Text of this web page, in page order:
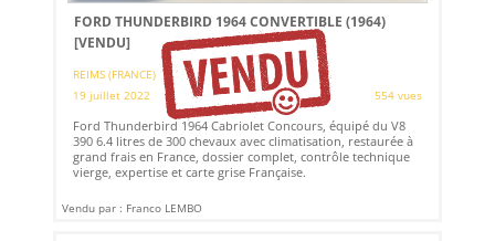
FORD THUNDERBIRD 1964 CONVERTIBLE (1964)
[VENDU]
REIMS (FRANCE)
19 juillet 2022
554 vues
Ford Thunderbird 1964 Cabriolet Concours, équipé du V8
390 6.4 litres de 300 chevaux avec climatisation, restaurée à
grand frais en France, dossier complet, contrôle technique
vierge, expertise et carte grise Française.
Vendu par : Franco LEMBO